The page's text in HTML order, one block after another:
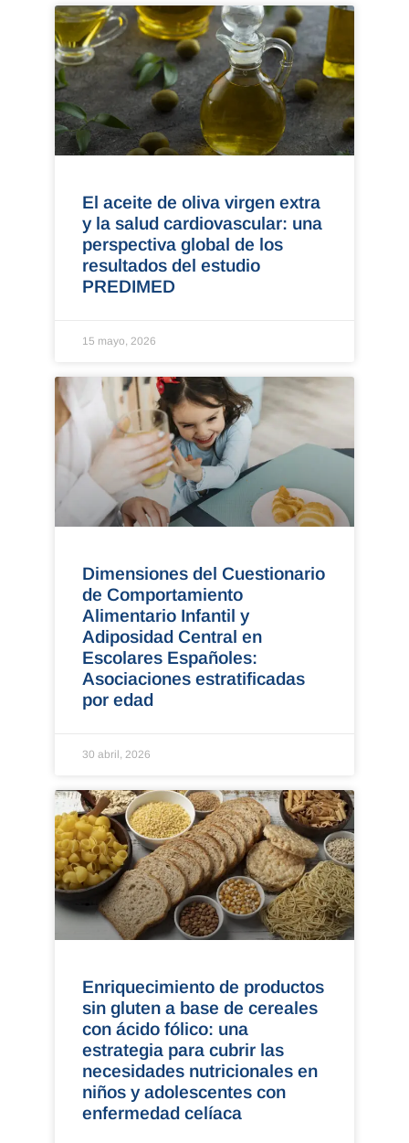
El aceite de oliva virgen extra
y la salud cardiovascular: una
perspectiva global de los
resultados del estudio
PREDIMED
15 mayo, 2026
Dimensiones del Cuestionario
de Comportamiento
Alimentario Infantil y
Adiposidad Central en
Escolares Españoles:
Asociaciones estratificadas
por edad
30 abril, 2026
Enriquecimiento de productos
sin gluten a base de cereales
con ácido fólico: una
estrategia para cubrir las
necesidades nutricionales en
niños y adolescentes con
enfermedad celíaca